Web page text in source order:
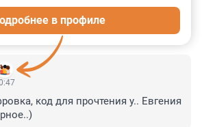
13
в профиле
код для прочтения у.. Евгения